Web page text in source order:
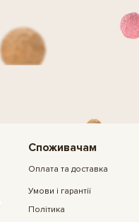
Споживачам
Оплата та доставка
Умови і гарантії
Політика